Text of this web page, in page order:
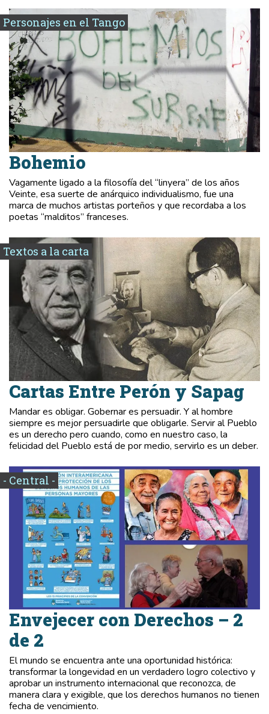
Personajes en el Tango
Bohemio
Vagamente ligado a la filosofía del “linyera” de los años
Veinte, esa suerte de anárquico individualismo, fue una
marca de muchos artistas porteños y que recordaba a los
poetas “malditos” franceses.
Textos a la carta
Cartas Entre Perón y Sapag
Mandar es obligar. Gobernar es persuadir. Y al hombre
siempre es mejor persuadirle que obligarle. Servir al Pueblo
es un derecho pero cuando, como en nuestro caso, la
felicidad del Pueblo está de por medio, servirlo es un deber.
- Central -
Envejecer con Derechos – 2
de 2
El mundo se encuentra ante una oportunidad histórica:
transformar la longevidad en un verdadero logro colectivo y
aprobar un instrumento internacional que reconozca, de
manera clara y exigible, que los derechos humanos no tienen
fecha de vencimiento.